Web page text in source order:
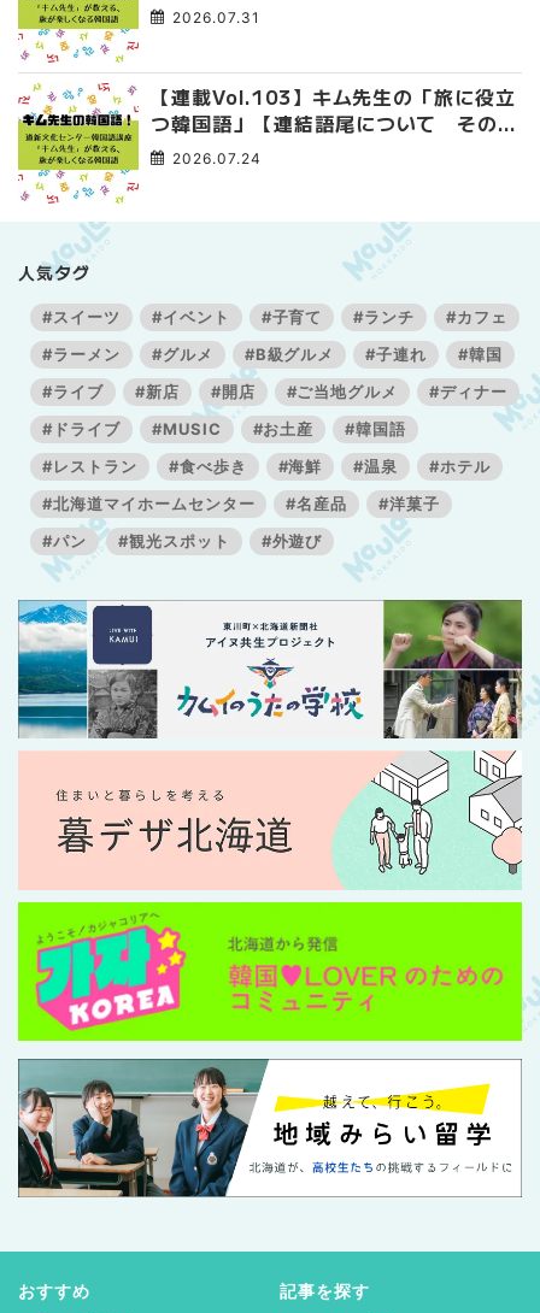
4】2026.07.31
【連載Vol.103】キム先生の「旅に役立
つ韓国語」【連結語尾について その
3】2026.07.24
人気タグ
#スイーツ #イベント #子育て #ランチ
#カフェ
#ラーメン
#グルメ #B級グルメ #子連れ
#韓国
#ライブ
#新店 #開店 #ご当地グルメ
#ディナー
#ドライブ
#MUSIC #お土産
#韓国語
#レストラン
#食べ歩き #海鮮 #温泉
#ホテル
#北海道マイホームセンター
#名産品
#洋菓子
#パン
#観光スポット #外遊び
おすすめ 記事を探す